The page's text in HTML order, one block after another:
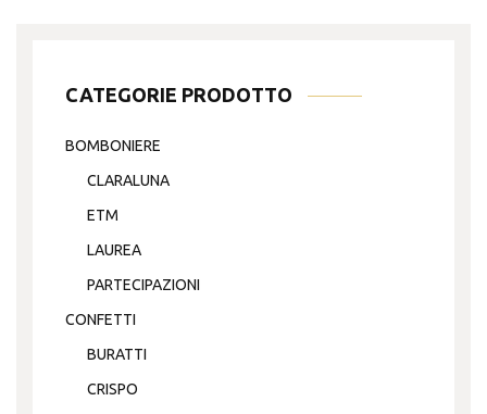
CATEGORIE PRODOTTO
BOMBONIERE
CLARALUNA
ETM
LAUREA
PARTECIPAZIONI
CONFETTI
BURATTI
CRISPO